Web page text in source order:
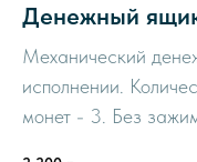
Денежный
Механический
исполнении.
монет - 3. Без